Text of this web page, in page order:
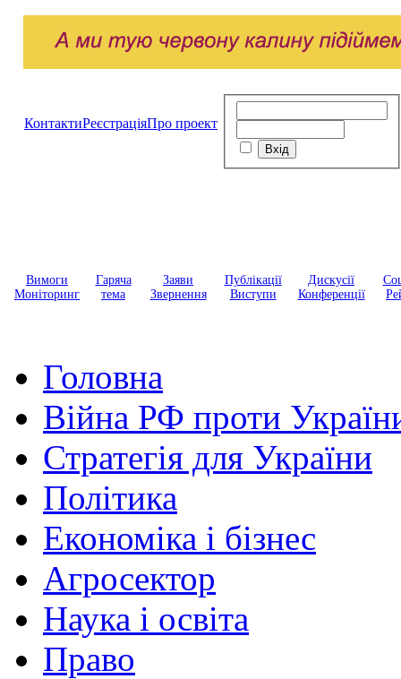
КонтактиРеєстраціяПро проект
Вимоги
Моніторинг
Гаряча
тема
Заяви
Звернення
Публікації
Виступи
Дискусії
Конференції
Головна
Війна РФ проти
Стратегія для України
Політика
Економіка і бізнес
Агросектор
Наука і освіта
Право